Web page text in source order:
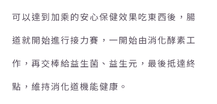
可以達到加乘的安心保健效果吃東西後，腸
道就開始進行接力賽，一開始由消化酵素工
作，再交棒給益生菌、益生元，最後抵達終
點，維持消化道機能健康。